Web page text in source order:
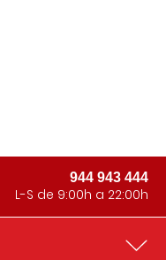
944 943 444
L-S de 9:00h a 22:00h